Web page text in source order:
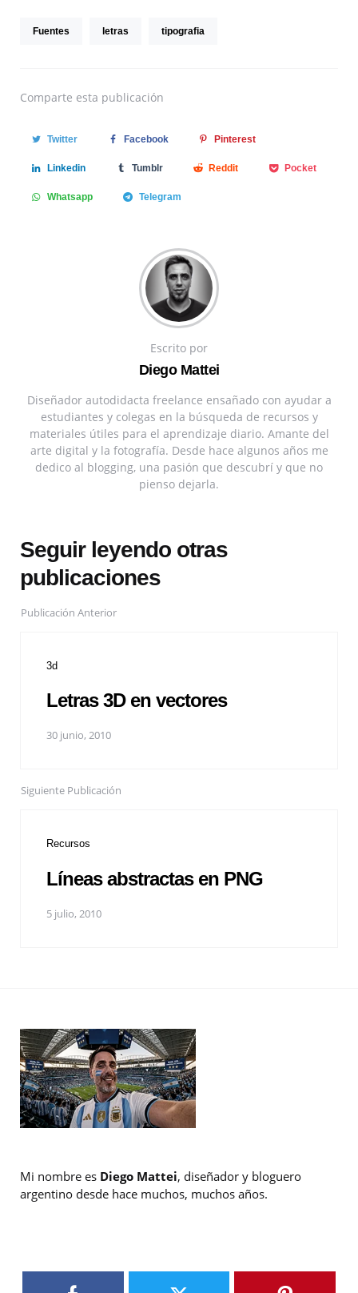
Fuentes letras tipografia
Comparte esta publicación
Twitter Facebook Pinterest
Linkedin Tumblr Reddit Pocket
Whatsapp Telegram
Escrito por
Diego Mattei
Diseñador autodidacta freelance ensañado con ayudar a
estudiantes y colegas en la búsqueda de recursos y
materiales útiles para el aprendizaje diario. Amante del
arte digital y la fotografía. Desde hace algunos años me
dedico al blogging, una pasión que descubrí y que no
pienso dejarla.
Seguir leyendo otras
publicaciones
Publicación Anterior
3d
Letras 3D en vectores
30 junio, 2010
Siguiente Publicación
Recursos
Líneas abstractas en PNG
5 julio, 2010
Mi nombre es Diego Mattei, diseñador y bloguero
argentino desde hace muchos, muchos años.